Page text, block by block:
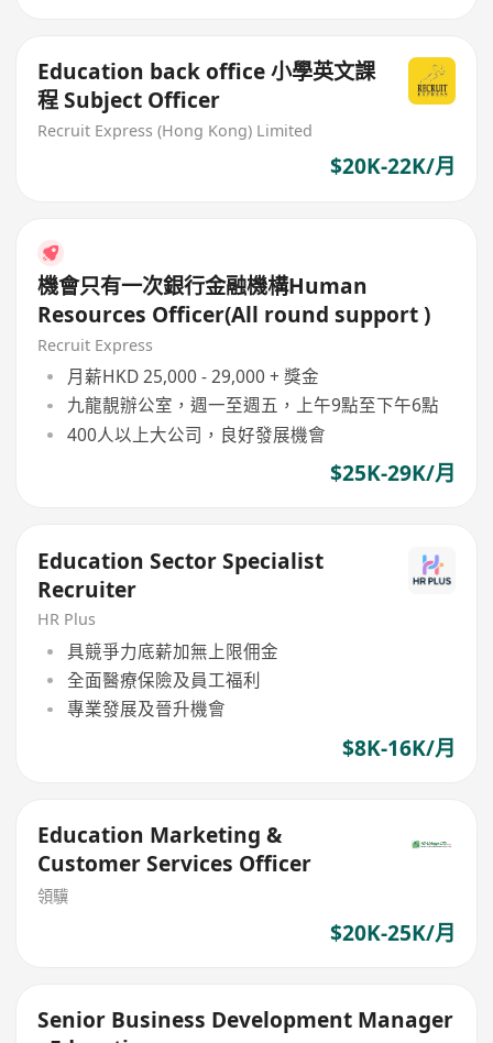
Education back office 小學英文課
程 Subject Officer
Recruit Express (Hong Kong) Limited
$20K-22K/月
機會只有一次銀行金融機構Human
Resources Officer(All round support )
Recruit Express
月薪HKD 25,000 - 29,000 + 獎金
九龍靚辦公室，週一至週五，上午9點至下午6點
400人以上大公司，良好發展機會
$25K-29K/月
Education Sector Specialist
Recruiter
HR Plus
具競爭力底薪加無上限佣金
全面醫療保險及員工福利
專業發展及晉升機會
$8K-16K/月
Education Marketing &
Customer Services Officer
領驥
$20K-25K/月
Senior Business Development Manager